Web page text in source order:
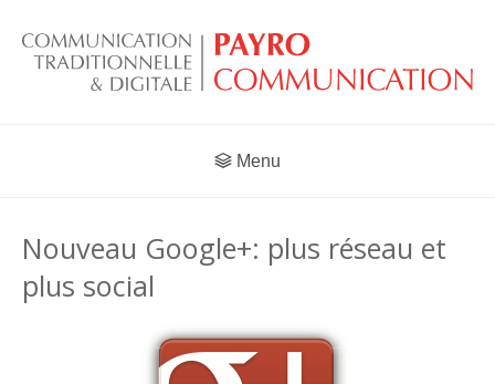
Menu
Nouveau Google+: plus réseau et
plus social